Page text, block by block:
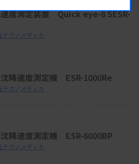
度測定装置 Quick eye-8 SESR-
クノメディカ
降速度測定機 ESR-1000Re
クノメディカ
降速度測定機 ESR-6000BP
クノメディカ